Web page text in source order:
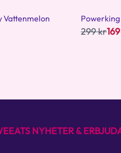
Vattenmelon
299 kr
NYHETER &